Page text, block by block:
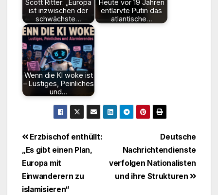
Scott Ritter: „Europa
ist inzwischen der
schwächste…
Heute vor 19 Jahren
entlarvte Putin das
atlantische…
Wenn die KI woke ist
– Lustiges, Peinliches
und…
BeitragsnavigationDeutsche
Nachrichtendienste
verfolgen Nationalisten
und ihre Strukturen
Erzbischof enthüllt:
„Es gibt einen Plan,
Europa mit
Einwanderern zu
islamisieren“